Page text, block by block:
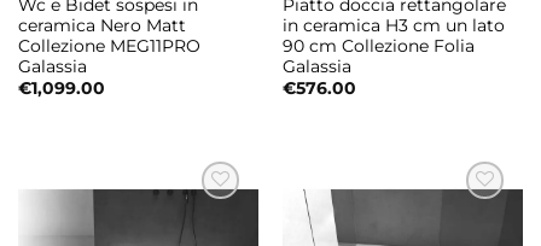
Wc e Bidet sospesi in
ceramica Nero Matt
Collezione MEG11PRO
Galassia
€1,099.00
Piatto doccia rettangolare
in ceramica H3 cm un lato
90 cm Collezione Folia
Galassia
€576.00